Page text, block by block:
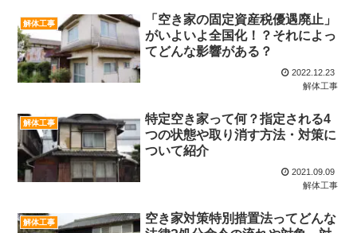
解体工事
「空き家の固定資産税優遇廃止」
がいよいよ全国化！？それによっ
てどんな影響がある？
2022.12.23
解体工事
解体工事
特定空き家って何？指定される4
つの状態や取り消す方法・対策に
ついて紹介
2021.09.09
解体工事
解体工事
空き家対策特別措置法ってどんな